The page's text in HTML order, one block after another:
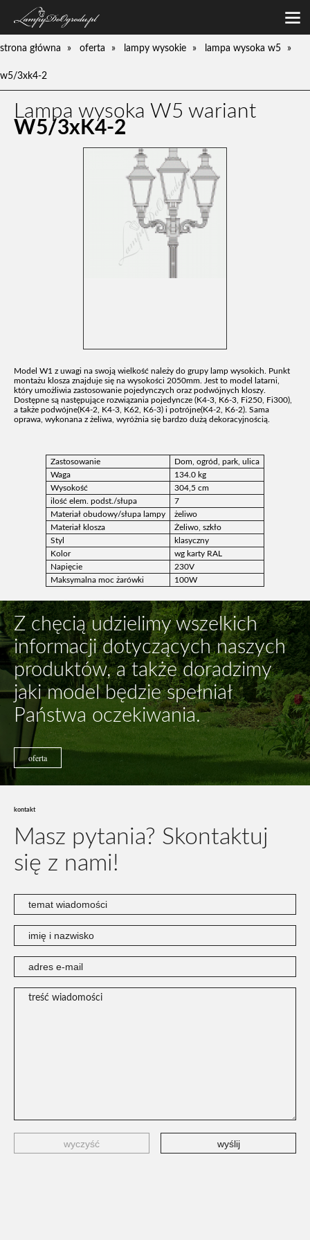
oferta
kinkiety
galeria
o firmie
zamówienia
kontakt
strona główna oferta lampy wysokie lampa wysoka w5
w5/3xk4-2
Lampa wysoka W5 wariant
W5/3xK4-2
Model W1 z uwagi na swoją wielkość należy do grupy lamp wysokich. Punkt
montażu klosza znajduje się na wysokości 2050mm. Jest to model latarni,
który umożliwia zastosowanie pojedynczych oraz podwójnych kloszy.
Dostępne są następujące rozwiązania pojedyncze (K4-3, K6-3, Fi250, Fi300),
a także podwójne(K4-2, K4-3, K62, K6-3) i potrójne(K4-2, K6-2). Sama
oprawa, wykonana z żeliwa, wyróżnia się bardzo dużą dekoracyjnością.
Zastosowanie
Dom, ogród, park, ulica
Waga
134.0 kg
Wysokość
304,5 cm
ilość elem. podst./słupa
7
Materiał obudowy/słupa lampy
żeliwo
Materiał klosza
Żeliwo, szkło
Styl
klasyczny
Kolor
wg karty RAL
Napięcie
230V
Maksymalna moc żarówki
100W
Z chęcią udzielimy wszelkich
informacji dotyczących naszych
produktów, a także doradzimy
jaki model będzie spełniał
Państwa oczekiwania.
oferta
kontakt
Masz pytania? Skontaktuj
się z nami!